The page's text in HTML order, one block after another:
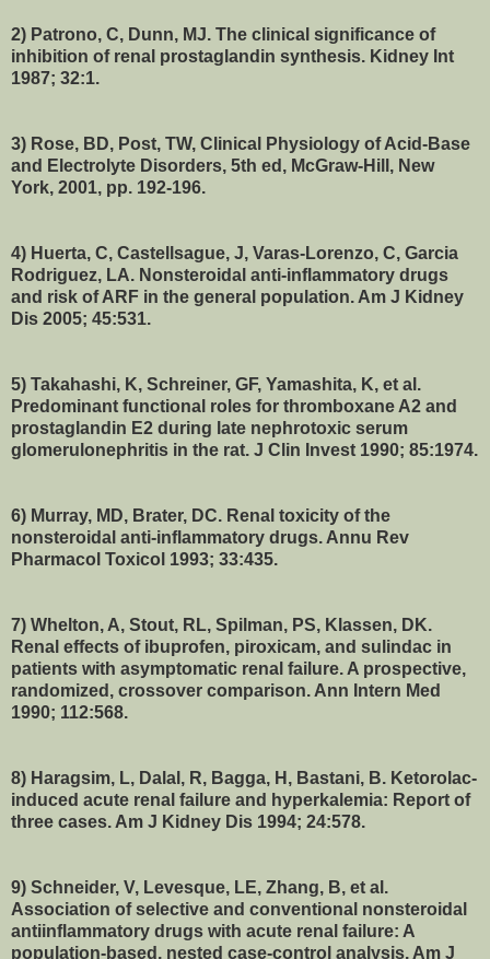
2) Patrono, C, Dunn, MJ. The clinical significance of
inhibition of renal prostaglandin synthesis. Kidney Int
1987; 32:1.
3) Rose, BD, Post, TW, Clinical Physiology of Acid-Base
and Electrolyte Disorders, 5th ed, McGraw-Hill, New
York, 2001, pp. 192-196.
4) Huerta, C, Castellsague, J, Varas-Lorenzo, C, Garcia
Rodriguez, LA. Nonsteroidal anti-inflammatory drugs
and risk of ARF in the general population. Am J Kidney
Dis 2005; 45:531.
5) Takahashi, K, Schreiner, GF, Yamashita, K, et al.
Predominant functional roles for thromboxane A2 and
prostaglandin E2 during late nephrotoxic serum
glomerulonephritis in the rat. J Clin Invest 1990; 85:1974.
6) Murray, MD, Brater, DC. Renal toxicity of the
nonsteroidal anti-inflammatory drugs. Annu Rev
Pharmacol Toxicol 1993; 33:435.
7) Whelton, A, Stout, RL, Spilman, PS, Klassen, DK.
Renal effects of ibuprofen, piroxicam, and sulindac in
patients with asymptomatic renal failure. A prospective,
randomized, crossover comparison. Ann Intern Med
1990; 112:568.
8) Haragsim, L, Dalal, R, Bagga, H, Bastani, B. Ketorolac-
induced acute renal failure and hyperkalemia: Report of
three cases. Am J Kidney Dis 1994; 24:578.
9) Schneider, V, Levesque, LE, Zhang, B, et al.
Association of selective and conventional nonsteroidal
antiinflammatory drugs with acute renal failure: A
population-based, nested case-control analysis. Am J